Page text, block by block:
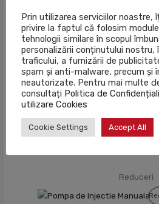
Adaugă în coș
Profil mascare galerie polimer
152.42lei
Adaugă în coș
Reduceri
Prin utilizarea serviciilor noastre,
privire la faptul că folosim
tehnologii similare în scopul
personalizării conținutului nostru,
traficului, a furnizării de
spam și anti-malware, precum și
neautorizate. Pentru mai multe
consultați Politica de
utilizare Cookies
Cookie Settings Accept All